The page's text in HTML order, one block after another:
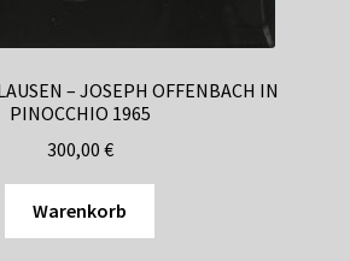
– JOSEPH OFFENBACH IN
PINOCCHIO 1965
300,00 €
Warenkorb